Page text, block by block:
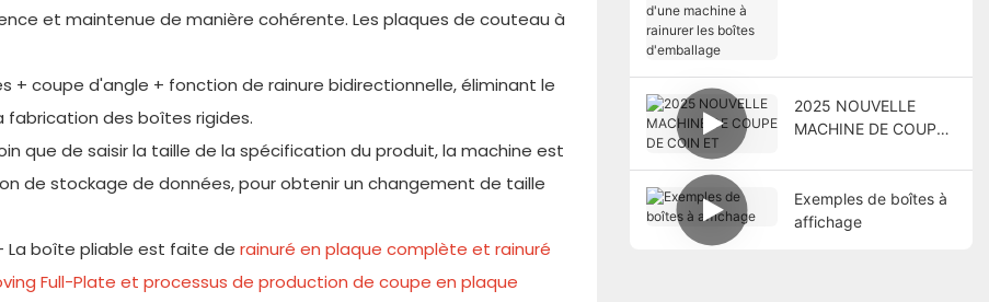
et maintenue de manière cohérente. Les plaques de couteau à
coupe d'angle + fonction de rainure bidirectionnelle, éliminant le
fabrication des boîtes rigides.
que de saisir la taille de la spécification du produit, la machine est
de stockage de données, pour obtenir un changement de taille
La boîte pliable est faite de rainuré en plaque complète et rainuré
Full-Plate et processus de production de coupe en plaque
2025 NOUVELLE
MACHINE DE COUPE
Exemples de boîtes à
affichage